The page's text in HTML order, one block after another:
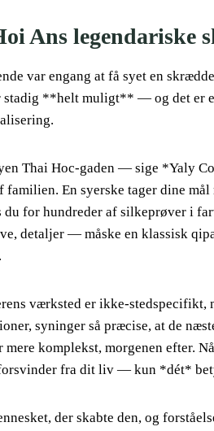
Ans legendariske
var engang at få syet en
stadig **helt muligt** — og det er
Thai Hoc-gaden — sige *Yaly
En syerske tager dine mål
du for hundreder af silkeprøver i
detaljer — måske en klassisk
værksted er ikke-stedspecifikt,
syninger så præcise, at de
komplekst, morgenen efter.
fra dit liv — kun *dét*
der skabte den, og